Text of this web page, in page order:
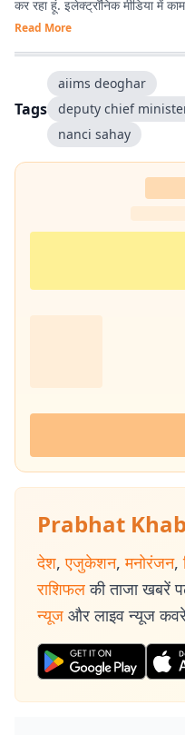
कर रहा हूं. इलेक्ट्रॉनिक मीडिया में
काफी अच्छा रहा है.
Read More
Tags
aiims deoghar
deputy chief
nanci sahay
Prabhat
देश, एजुकेशन, मनोरंजन,
राशिफल की ताजा खबरें
न्यूज और लाइव न्यूज